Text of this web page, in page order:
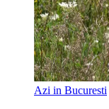
Azi in Bucuresti